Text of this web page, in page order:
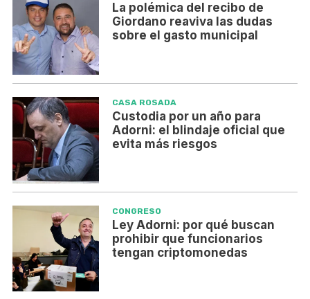
La polémica del recibo de
Giordano reaviva las dudas
sobre el gasto municipal
CASA ROSADA
Custodia por un año para
Adorni: el blindaje oficial que
evita más riesgos
CONGRESO
Ley Adorni: por qué buscan
prohibir que funcionarios
tengan criptomonedas